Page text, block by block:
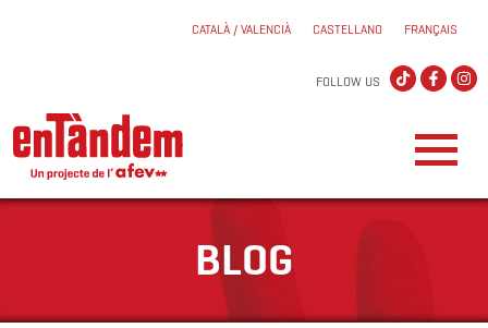
CATALÀ / VALENCIÀ CASTELLANO FRANÇAIS
FOLLOW US
BLOG